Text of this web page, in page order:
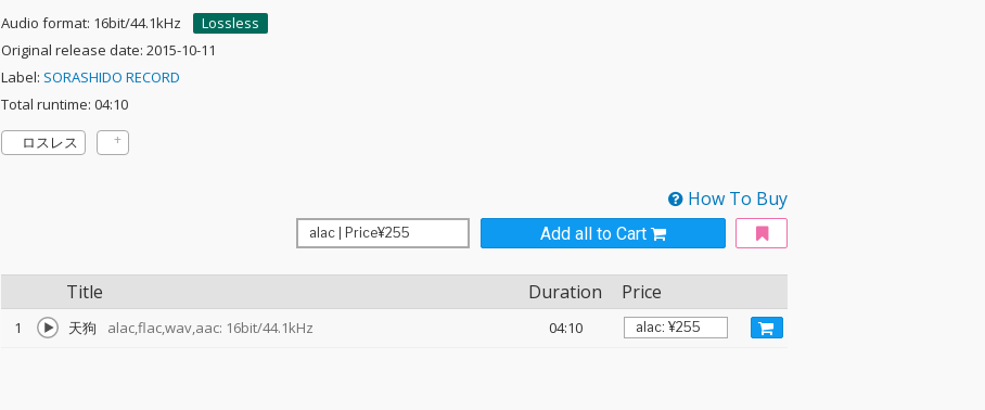
Audio format: 16bit/44.1kHz
Lossless
Original release date: 2015-10-11
Label: SORASHIDO RECORD
Total runtime: 04:10
ロスレス
How To Buy
Add all to Cart
Title Duration Price
1 天狗 alac,flac,wav,aac: 16bit/44.1kHz 04:10